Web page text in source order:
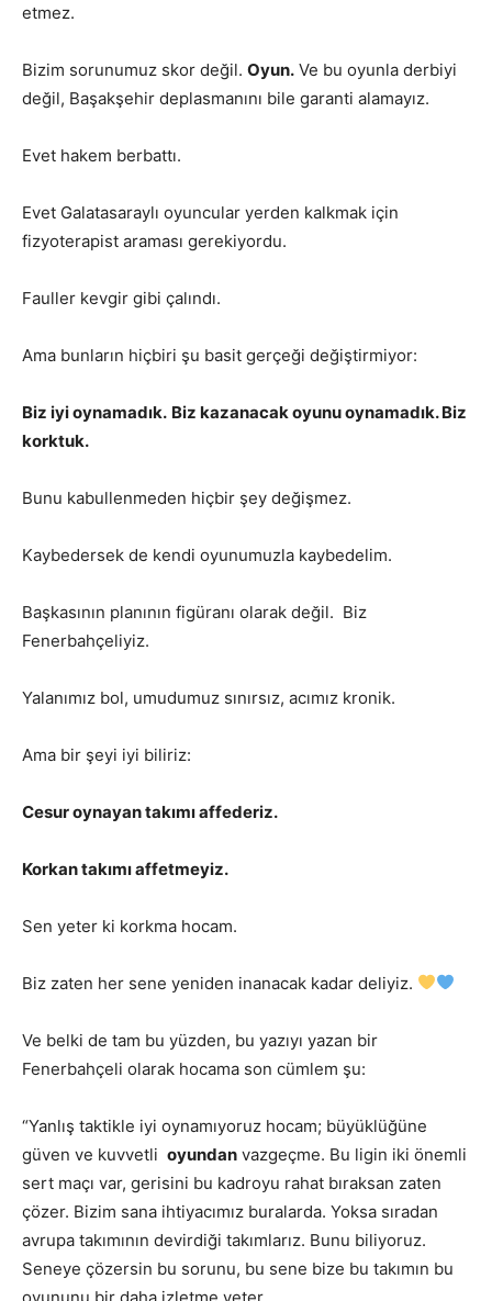
etmez.
Bizim sorunumuz skor değil. Oyun. Ve bu oyunla derbiyi
değil, Başakşehir deplasmanını bile garanti alamayız.
Evet hakem berbattı.
Evet Galatasaraylı oyuncular yerden kalkmak için
fizyoterapist araması gerekiyordu.
Fauller kevgir gibi çalındı.
Ama bunların hiçbiri şu basit gerçeği değiştirmiyor:
Biz iyi oynamadık. Biz kazanacak oyunu oynamadık. Biz
korktuk.
Bunu kabullenmeden hiçbir şey değişmez.
Kaybedersek de kendi oyunumuzla kaybedelim.
Başkasının planının figüranı olarak değil. Biz
Fenerbahçeliyiz.
Yalanımız bol, umudumuz sınırsız, acımız kronik.
Ama bir şeyi iyi biliriz:
Cesur oynayan takımı affederiz.
Korkan takımı affetmeyiz.
Sen yeter ki korkma hocam.
Biz zaten her sene yeniden inanacak kadar deliyiz.
Ve belki de tam bu yüzden, bu yazıyı yazan bir
Fenerbahçeli olarak hocama son cümlem şu:
“Yanlış taktikle iyi oynamıyoruz hocam; büyüklüğüne
güven ve kuvvetli oyundan vazgeçme. Bu ligin iki önemli
sert maçı var, gerisini bu kadroyu rahat bıraksan zaten
çözer. Bizim sana ihtiyacımız buralarda. Yoksa sıradan
avrupa takımının devirdiği takımlarız. Bunu biliyoruz.
Seneye çözersin bu sorunu, bu sene bize bu takımın bu